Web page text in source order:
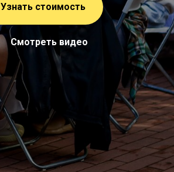
Узнать стоимость
Смотреть видео